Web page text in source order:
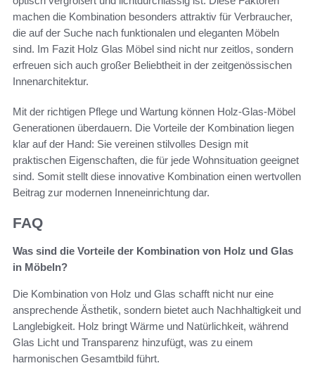
machen die Kombination besonders attraktiv für Verbraucher,
die auf der Suche nach funktionalen und eleganten Möbeln
sind. Im Fazit Holz Glas Möbel sind nicht nur zeitlos, sondern
erfreuen sich auch großer Beliebtheit in der zeitgenössischen
Innenarchitektur.
Mit der richtigen Pflege und Wartung können Holz-Glas-Möbel
Generationen überdauern. Die Vorteile der Kombination liegen
klar auf der Hand: Sie vereinen stilvolles Design mit
praktischen Eigenschaften, die für jede Wohnsituation geeignet
sind. Somit stellt diese innovative Kombination einen wertvollen
Beitrag zur modernen Inneneinrichtung dar.
FAQ
Was sind die Vorteile der Kombination von Holz und Glas
in Möbeln?
Die Kombination von Holz und Glas schafft nicht nur eine
ansprechende Ästhetik, sondern bietet auch Nachhaltigkeit und
Langlebigkeit. Holz bringt Wärme und Natürlichkeit, während
Glas Licht und Transparenz hinzufügt, was zu einem
harmonischen Gesamtbild führt.